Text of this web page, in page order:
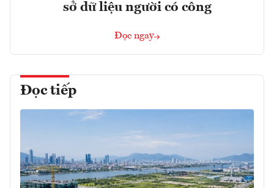
sở dữ liệu người có công
Đọc ngay
Đọc tiếp